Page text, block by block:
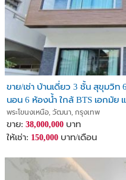
ขาย/เช่า บ้านเดี่ยว 3 ชั้น สุขุมวิท
นอน 6 ห้องน้ำ ใกล้ BTS เอกมัย
กรุงเทพมหานคร
พระโขนงเหนือ, วัฒนา, กรุงเทพ
ขาย: 38,000,000 บาท
ให้เช่า: 150,000 บาท/เดือน